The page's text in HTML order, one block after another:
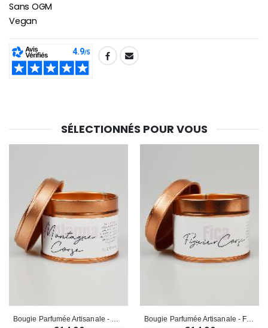
€4.90
Sans OGM
Vegan
SHARE:
SÉLECTIONNÉS POUR VOUS
Bougie Parfumée Artisanale - Figuier Corse